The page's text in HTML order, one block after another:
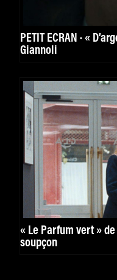
PETIT ÉCRAN · «
Giannoli
« Le Parfum vert »
soupçon